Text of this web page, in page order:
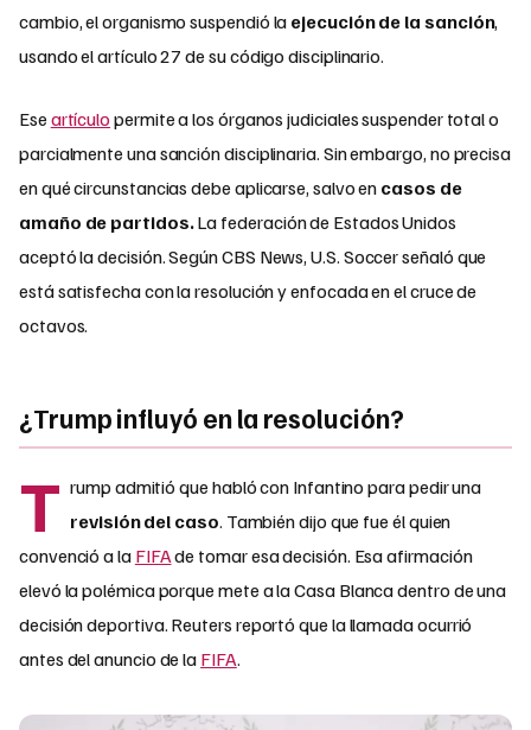
cambio, el organismo suspendió la ejecución de la sanción,
usando el artículo 27 de su código disciplinario.
Ese artículo permite a los órganos judiciales suspender total o
parcialmente una sanción disciplinaria. Sin embargo, no precisa
en qué circunstancias debe aplicarse, salvo en casos de
amaño de partidos.La federación de Estados Unidos
aceptó la decisión. Según CBS News, U.S. Soccer señaló que
está satisfecha con la resolución y enfocada en el cruce de
octavos.
¿Trump influyó en la resolución?
T rump admitió que habló con Infantino para pedir una
revisión del caso. También dijo que fue él quien
convenció a la FIFAde tomar esa decisión. Esa afirmación
elevó la polémica porque mete a la Casa Blanca dentro de una
decisión deportiva. Reuters reportó que la llamada ocurrió
antes del anuncio de la FIFA.